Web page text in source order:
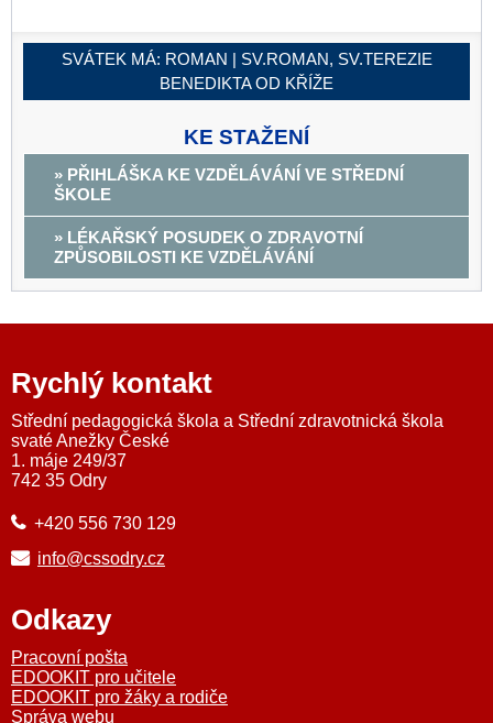
SVÁTEK MÁ: ROMAN | SV.ROMAN, SV.TEREZIE
BENEDIKTA OD KŘÍŽE
KE STAŽENÍ
» PŘIHLÁŠKA KE VZDĚLÁVÁNÍ VE STŘEDNÍ
ŠKOLE
» LÉKAŘSKÝ POSUDEK O ZDRAVOTNÍ
ZPŮSOBILOSTI KE VZDĚLÁVÁNÍ
Rychlý kontakt
Střední pedagogická škola a Střední zdravotnická škola
svaté Anežky České
1. máje 249/37
742 35 Odry
+420 556 730 129
info@cssodry.cz
Odkazy
Pracovní pošta
EDOOKIT pro učitele
EDOOKIT pro žáky a rodiče
Správa webu